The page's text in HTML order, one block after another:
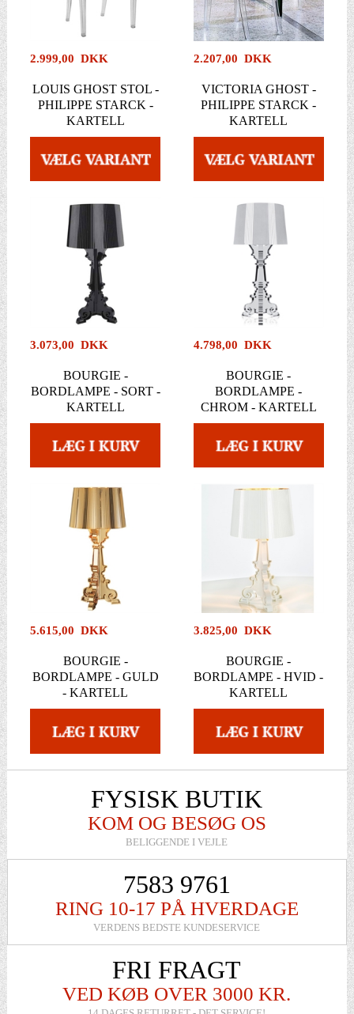
2.999,00 DKK
LOUIS GHOST STOL -
PHILIPPE STARCK -
KARTELL
2.207,00 DKK
VICTORIA GHOST -
PHILIPPE STARCK -
KARTELL
3.073,00 DKK
BOURGIE -
BORDLAMPE - SORT -
KARTELL
4.798,00 DKK
BOURGIE -
BORDLAMPE -
CHROM - KARTELL
5.615,00 DKK
BOURGIE -
BORDLAMPE - GULD
- KARTELL
3.825,00 DKK
BOURGIE -
BORDLAMPE - HVID -
KARTELL
FYSISK BUTIK
KOM OG BESØG OS
BELIGGENDE I VEJLE
7583 9761
RING 10-17 PÅ HVERDAGE
VERDENS BEDSTE KUNDESERVICE
FRI FRAGT
VED KØB OVER 3000 KR.